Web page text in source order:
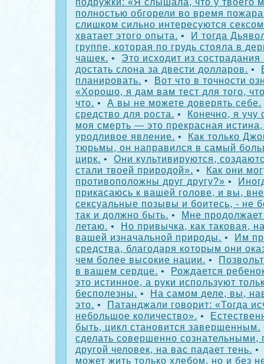
полностью обгорели во время
слишком сильно интересуются
хватает этого опыта. • И тогда
группе, которая по грудь стояла в
чашек. • Это исходит из
достать слона за двести долларов. •
планировать. • Вот что в точности
«Хорошо, я дам вам тест для того,
что. • А вы не можете доверять себе.
средство для роста. • Конечно, я учу
моя смерть — это прекрасная
уродливое явление. • Как только
тюрьмы, он направился в самый
цирк. • Они культивируются,
стали твоей природой». • Как они
противоположны друг другу?» •
прикасаюсь к вашей голове, и вы,
сексуальные позывы и боитесь, - не
так и должно быть. • Мне продолжает
летаю. • Но привычка, как таковая,
вашей изначальной природы. • Им
средства, благодаря которым они
чем более высокие нации. •
в вашем сердце. • Рождается
это истинное, а руки используют
бесполезны. • На самом деле, вы,
это. • Патанджали говорит: «Тогда
небольшое количество». •
быть, цикл становится завершенным.
сделать совершенно сознательными,
другой человек, на вас падает тень.
может жить только хлебом, но и без